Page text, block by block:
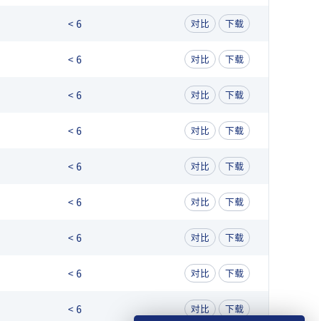
< 6 对比 下载
< 6 对比 下载
< 6 对比 下载
< 6 对比 下载
< 6 对比 下载
< 6 对比 下载
< 6 对比 下载
< 6 对比 下载
< 6 对比 下载